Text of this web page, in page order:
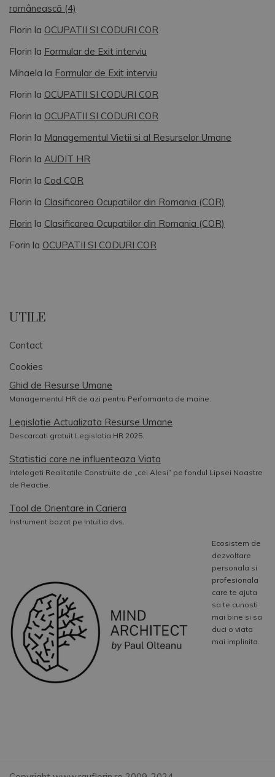
românească (4)
Florin la OCUPATII SI CODURI COR
Florin la Formular de Exit interviu
Mihaela la Formular de Exit interviu
Florin la OCUPATII SI CODURI COR
Florin la OCUPATII SI CODURI COR
Florin la Managementul Vietii si al Resurselor Umane
Florin la AUDIT HR
Florin la Cod COR
Florin la Clasificarea Ocupatiilor din Romania (COR)
Florin la Clasificarea Ocupatiilor din Romania (COR)
Forin la OCUPATII SI CODURI COR
UTILE
Contact
Cookies
Ghid de Resurse Umane
Managementul HR de azi pentru Performanta de maine.
Legislatie Actualizata Resurse Umane
Descarcati gratuit Legislatia HR 2025.
Statistici care ne influenteaza Viata
Intelegeti Realitatile Construite de „cei Alesi” pe fondul Lipsei Noastre
de Reactie.
Tool de Orientare in Cariera
Instrument bazat pe Intuitia dvs.
Ecosistem de
dezvoltare
personala si
profesionala
care te ajuta
sa te cunosti
mai bine si sa
duci o viata
mai implinita.